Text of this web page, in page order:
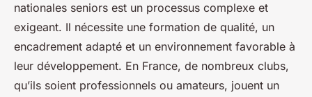
nationales seniors est un processus complexe et
exigeant. Il nécessite une formation de qualité, un
encadrement adapté et un environnement favorable à
leur développement. En France, de nombreux clubs,
qu’ils soient professionnels ou amateurs, jouent un